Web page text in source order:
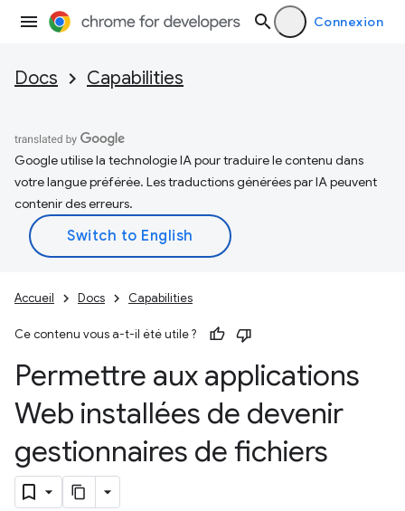
Connexion
Docs Capabilities
Google utilise la technologie IA pour traduire le contenu dans
votre langue préférée. Les traductions générées par IA peuvent
contenir des erreurs.
Accueil Docs Capabilities
Ce contenu vous a-t-il été utile ?
Permettre aux applications
Web installées de devenir
gestionnaires de fichiers